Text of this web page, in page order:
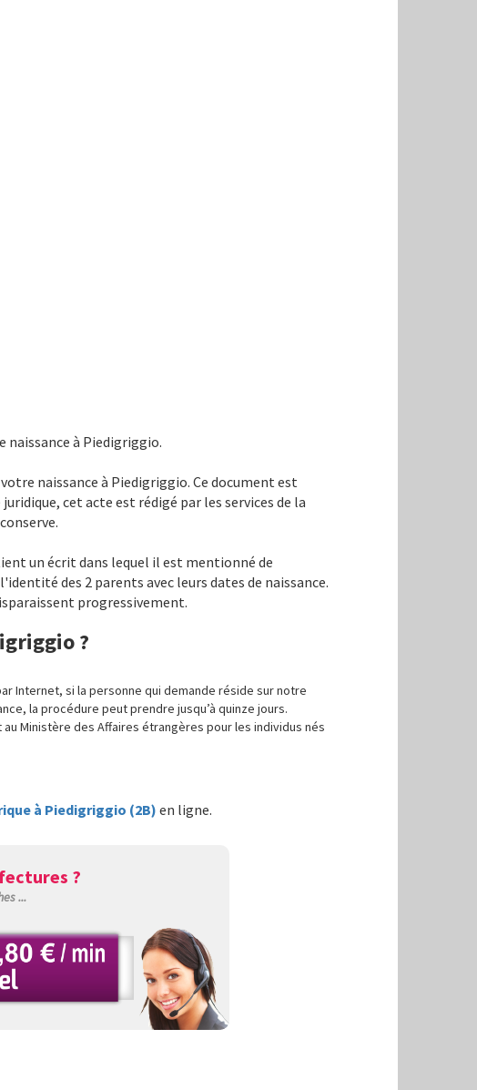
naissance à Piedigriggio.
naissance à Piedigriggio. Ce document est
cet acte est rédigé par les services de la
un écrit dans lequel il est mentionné de
des 2 parents avec leurs dates de naissance.
progressivement.
?
Internet, si la personne qui demande réside sur notre
la procédure peut prendre jusqu’à quinze jours.
Ministère des Affaires étrangères pour les individus nés
à Piedigriggio (2B) en ligne.
?
...